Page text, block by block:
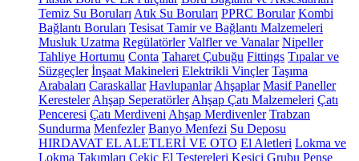
Temiz Su Boruları Atık Su Boruları PPRC Borular Kombi
Bağlantı Boruları Tesisat Tamir ve Bağlantı Malzemeleri
Musluk Uzatma Regülatörler Valfler ve Vanalar Nipeller
Tahliye Hortumu Conta Taharet Çubuğu Fittings Tıpalar ve
Süzgeçler İnşaat Makineleri Elektrikli Vinçler Taşıma
Arabaları Caraskallar Havlupanlar Ahşaplar Masif Paneller
Keresteler Ahşap Seperatörler Ahşap Çatı Malzemeleri Çatı
Penceresi Çatı Merdiveni Ahşap Merdivenler Trabzan
Sundurma Menfezler Banyo Menfezi Su Deposu
HIRDAVAT EL ALETLERİ VE OTO El Aletleri Lokma ve
Lokma Takımları Çekiç El Testereleri Kesici Grubu Pense